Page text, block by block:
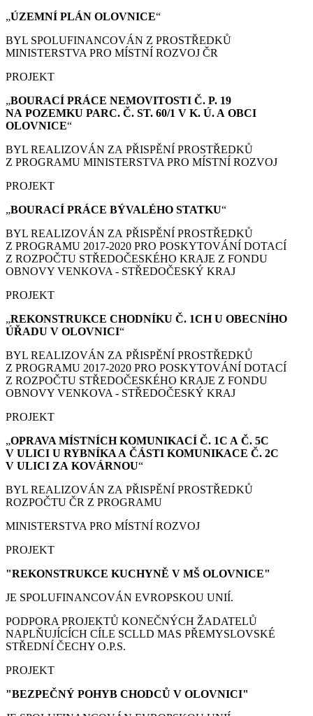
„ÚZEMNÍ PLÁN OLOVNICE“
BYL SPOLUFINANCOVÁN Z PROSTŘEDKŮ
MINISTERSTVA PRO MÍSTNÍ ROZVOJ ČR
PROJEKT
„BOURACÍ PRÁCE NEMOVITOSTI Č. P. 19
NA POZEMKU PARC. Č. ST. 60/1 V K. Ú. A OBCI
OLOVNICE“
BYL REALIZOVÁN ZA PŘISPĚNÍ PROSTŘEDKŮ
Z PROGRAMU MINISTERSTVA PRO MÍSTNÍ ROZVOJ
PROJEKT
„BOURACÍ PRÁCE BÝVALÉHO STATKU“
BYL REALIZOVÁN ZA PŘISPĚNÍ PROSTŘEDKŮ
Z PROGRAMU 2017-2020 PRO POSKYTOVÁNÍ DOTACÍ
Z ROZPOČTU STŘEDOČESKÉHO KRAJE Z FONDU
OBNOVY VENKOVA - STŘEDOČESKÝ KRAJ
PROJEKT
„REKONSTRUKCE CHODNÍKU Č. 1CH U OBECNÍHO
ÚŘADU V OLOVNICI“
BYL REALIZOVÁN ZA PŘISPĚNÍ PROSTŘEDKŮ
Z PROGRAMU 2017-2020 PRO POSKYTOVÁNÍ DOTACÍ
Z ROZPOČTU STŘEDOČESKÉHO KRAJE Z FONDU
OBNOVY VENKOVA - STŘEDOČESKÝ KRAJ
PROJEKT
„OPRAVA MÍSTNÍCH KOMUNIKACÍ Č. 1C A Č. 5C
V ULICI U RYBNÍKA A ČÁSTI KOMUNIKACE Č. 2C
V ULICI ZA KOVÁRNOU“
BYL REALIZOVÁN ZA PŘISPĚNÍ PROSTŘEDKŮ
ROZPOČTU ČR Z PROGRAMU
MINISTERSTVA PRO MÍSTNÍ ROZVOJ
PROJEKT
"REKONSTRUKCE KUCHYNĚ V MŠ OLOVNICE"
JE SPOLUFINANCOVÁN EVROPSKOU UNIÍ.
PODPORA PROJEKTŮ KONEČNÝCH ŽADATELŮ
NAPLŇUJÍCÍCH CÍLE SCLLD MAS PŘEMYSLOVSKÉ
STŘEDNÍ ČECHY O.P.S.
PROJEKT
"BEZPEČNÝ POHYB CHODCŮ V OLOVNICI"